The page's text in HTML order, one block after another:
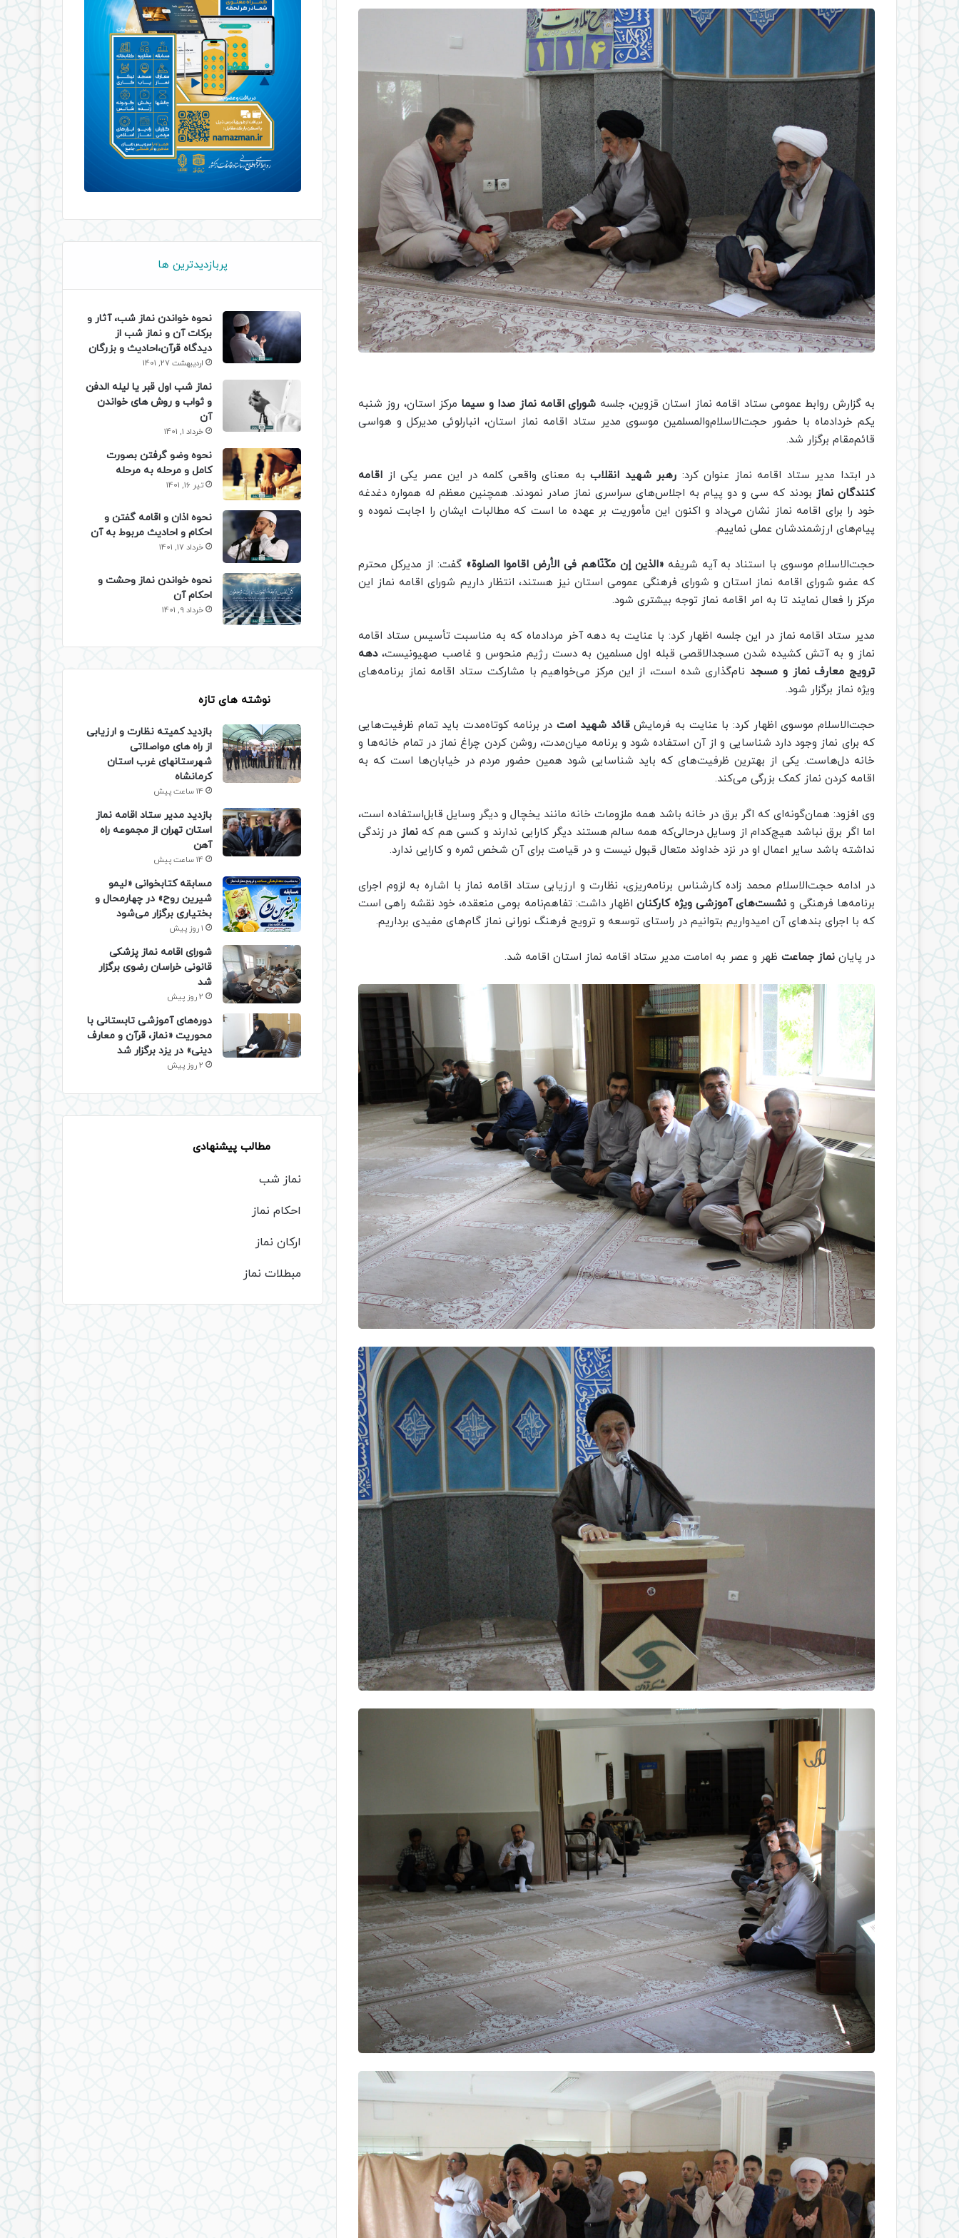
به گزارش روابط عمومی ستاد اقامه نماز استان قزوین، جلسه شورای اقامه نماز صدا و سیما مرکز استان، روز شنبه
یکم خردادماه با حضور حجت‌الاسلام‌والمسلمین موسوی مدیر ستاد اقامه نماز استان، انبارلوئی مدیرکل و هواسی
قائم‌مقام برگزار شد.
در ابتدا مدیر ستاد اقامه نماز عنوان کرد: رهبر شهید انقلاب به معنای واقعی کلمه در این عصر یکی از اقامه
کنندگان نماز بودند که سی‌ و دو پیام به اجلاس‌های سراسری نماز صادر نمودند. همچنین معظم له همواره دغدغه
خود را برای اقامه نماز نشان می‌داد و اکنون این مأموریت بر عهده ما است که مطالبات ایشان را اجابت نموده و
پیام‌های ارزشمندشان عملی نماییم.
حجت‌الاسلام موسوی با استناد به آیه شریفه «الذین إن مکّنّاهم فى الأرض اقاموا الصلوة» گفت: از مدیرکل محترم
که عضو شورای اقامه نماز استان و شورای فرهنگی عمومی استان نیز هستند، انتظار داریم شورای اقامه نماز این
مرکز را فعال نمایند تا به امر اقامه نماز توجه بیشتری شود.
مدیر ستاد اقامه نماز در این جلسه اظهار کرد: با عنایت به دهه آخر مردادماه که به مناسبت تأسیس ستاد اقامه
نماز و به آتش کشیده شدن مسجدالاقصی قبله اول مسلمین به دست رژیم منحوس و غاصب صهیونیست،دهه
ترویج معارف نماز و مسجد نام‌گذاری شده است، از این مرکز می‌خواهیم با مشارکت ستاد اقامه نماز برنامه‌های
ویژه نماز برگزار شود.
حجت‌الاسلام موسوی اظهار کرد: با عنایت به فرمایشقائد شهید امتدر برنامه کوتاه‌مدت باید تمام ظرفیت‌هایی
که برای نماز وجود دارد شناسایی و از آن استفاده شود و برنامه میان‌مدت، روشن کردن چراغ نماز در تمام خانه‌ها و
خانه دل‌هاست. یکی از بهترین ظرفیت‌های که باید شناسایی شود همین حضور مردم در خیابان‌ها است که به
اقامه کردن نماز کمک بزرگی می‌کند.
وی افزود: همان‌گونه‌ای که اگر برق در خانه باشد همه ملزومات خانه مانند یخچال و دیگر وسایل قابل‌استفاده است،
اما اگر برق نباشد هیچ‌کدام از وسایل درحالی‌که همه سالم هستند دیگر کارایی ندارند و کسی هم کهنماز در زندگی
نداشته باشد سایر اعمال او در نزد خداوند متعال قبول نیست و در قیامت برای آن شخص ثمره و کارایی ندارد.
در ادامه حجت‌الاسلام محمد زاده کارشناس برنامه‌ریزی، نظارت و ارزیابی ستاد اقامه نماز با اشاره به لزوم اجرای
برنامه‌ها فرهنگی و نشست‌های آموزشی ویژه کارکناناظهار داشت: تفاهم‌نامه بومی منعقده، خود نقشه راهی است
که با اجرای بندهای آن امیدواریم بتوانیم در راستای توسعه و ترویج فرهنگ نورانی نماز گام‌های مفیدی برداریم.
در پایان نماز جماعت ظهر و عصر به امامت مدیر ستاد اقامه نماز استان اقامه شد.
پربازدیدترین ها
نحوه خواندن نماز شب، آثار و
برکات آن و نماز شب از
دیدگاه قرآن،احادیث و بزرگان
اردیبهشت 27, 1401
نماز شب اول قبر یا لیله الدفن
و ثواب و روش های خواندن
آن
خرداد 1, 1401
نحوه وضو گرفتن بصورت
کامل و مرحله به مرحله
تیر 16, 1401
نحوه اذان و اقامه گفتن و
احکام و احادیث مربوط به آن
خرداد 17, 1401
نحوه خواندن نماز وحشت و
احکام آن
خرداد 9, 1401
نوشته های تازه
بازدید کمیته نظارت و ارزیابی
از راه های مواصلاتی
شهرستانهای غرب استان
کرمانشاه
14 ساعت پیش
بازدید مدیر ستاد اقامه نماز
استان تهران از مجموعه راه
آهن
14 ساعت پیش
مسابقه کتابخوانی «لیمو
شیرین روح» در چهارمحال و
بختیاری برگزار می‌شود
1 روز پیش
شورای اقامه نماز پزشکی
قانونی خراسان رضوی برگزار
شد
2 روز پیش
دوره‌های آموزشی تابستانی با
محوریت «نماز، قرآن و معارف
دینی» در یزد برگزار شد
2 روز پیش
مطالب پیشنهادی
نماز شب
احکام نماز
ارکان نماز
مبطلات نماز